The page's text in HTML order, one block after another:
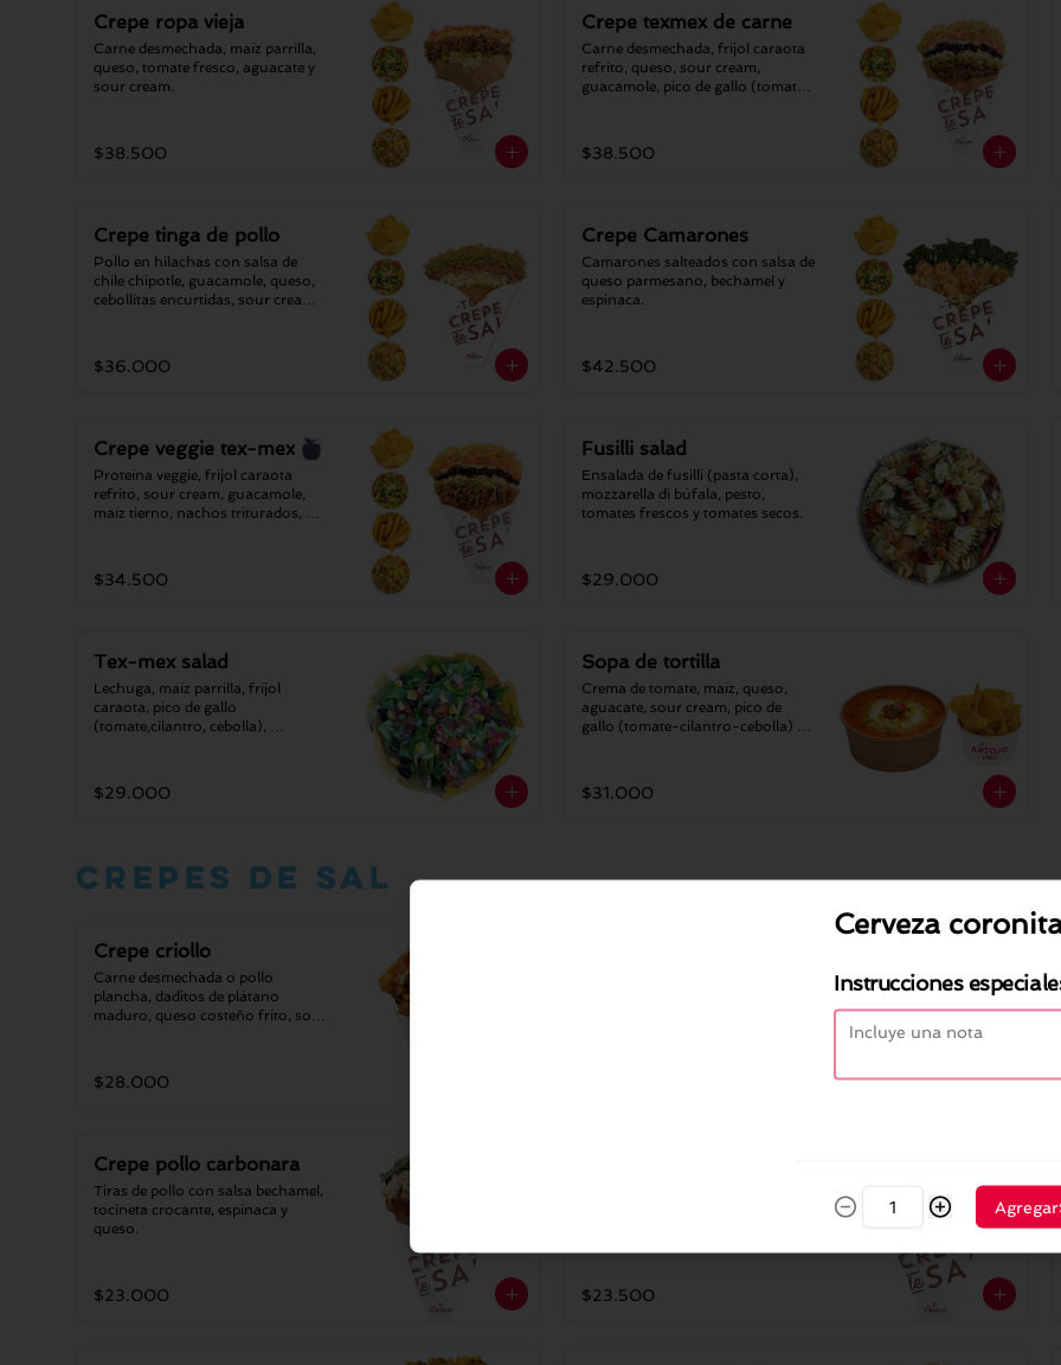
Crepe ropa vieja
Carne desmechada, maíz parrilla,
queso, tomate fresco, aguacate y
sour cream.
$38.500
Crepe texmex de carne
Carne desmechada, fríjol caraota
refrito, queso, sour cream,
guacamole, pico de gallo (tomate-
$38.500
Crepe tinga de pollo
Pollo en hilachas con salsa de
chile chipotle, guacamole, queso,
cebollitas encurtidas, sour cream y
$36.000
Crepe Camarones
Camarones salteados con salsa de
queso parmesano, bechamel y
espinaca.
$42.500
Crepe veggie tex-mex
Proteína veggie, fríjol caraota
refrito, sour cream, guacamole,
maíz tierno, nachos triturados,
$34.500
Fusilli salad
Ensalada de fusilli (pasta corta),
mozzarella di búfala, pesto,
tomates frescos y tomates secos.
$29.000
Tex-mex salad
Lechuga, maíz parrilla, fríjol
caraota, pico de gallo
(tomate,cilantro, cebolla),
$29.000
Sopa de tortilla
Crema de tomate, maíz, queso,
aguacate, sour cream, pico de
gallo (tomate-cilantro-cebolla) y
$31.000
Crepes de sal
Crepe criollo
Carne desmechada o pollo
plancha, daditos de plátano
maduro, queso costeño frito, sour
$28.000
Crepe pollo carbonara
Tiras de pollo con salsa bechamel,
tocineta crocante, espinaca y
queso.
$23.000 $23.500
Cerveza
Instrucciones
Agregar